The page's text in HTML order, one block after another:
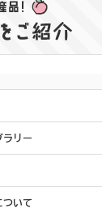
ラリー
ついて